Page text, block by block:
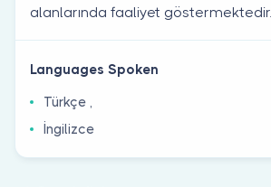
alanlarında faaliyet göstermektedir.
Languages Spoken
Türkçe ,
İngilizce